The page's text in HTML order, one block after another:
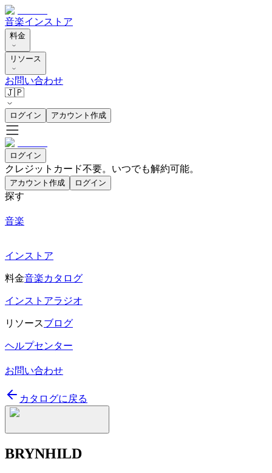
音楽インストア
料金
リソース
お問い合わせ
🇯🇵
ログイン アカウント作成
ログイン
クレジットカード不要。いつでも解約可能。
アカウント作成 ログイン
探す
音楽
インストア
料金音楽カタログ
インストアラジオ
リソースブログ
ヘルプセンター
お問い合わせ
カタログに戻る
BRYNHILD